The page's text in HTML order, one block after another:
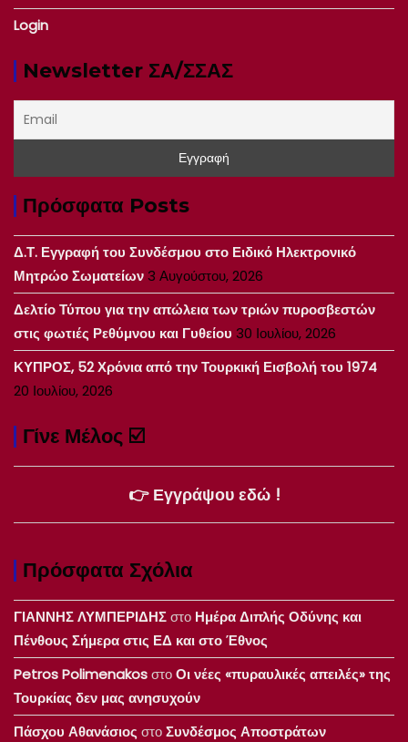
Login
Newsletter ΣΑ/ΣΣΑΣ
Πρόσφατα Posts
Δ.Τ. Εγγραφή του Συνδέσμου στο Ειδικό Ηλεκτρονικό
Μητρώο Σωματείων3 Αυγούστου, 2026
Δελτίο Τύπου για την απώλεια των τριών πυροσβεστών
στις φωτιές Ρεθύμνου και Γυθείου 30 Ιουλίου, 2026
ΚΥΠΡΟΣ, 52 Χρόνια από την Τουρκική Εισβολή του 1974
20 Ιουλίου, 2026
Γίνε Μέλος ☑️
👉 Εγγράψου εδώ !
Πρόσφατα Σχόλια
ΓΙΑΝΝΗΣ ΛΥΜΠΕΡΙΔΗΣστο Ημέρα Διπλής Οδύνης και
Πένθους Σήμερα στις ΕΔ και στο Έθνος
Petros PolimenakosστοΟι νέες «πυραυλικές απειλές» της
Τουρκίας δεν μας ανησυχούν
Πάσχου Αθανάσιος στοΣυνδέσμος Αποστράτων